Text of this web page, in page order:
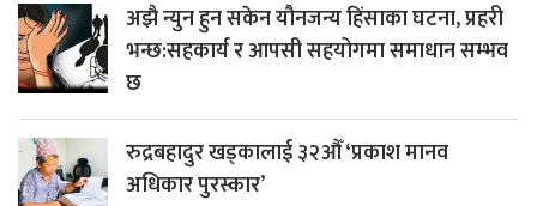
अझै न्युन हुन सकेन यौनजन्य हिंसाका घटना, प्रहरी
भन्छ:सहकार्य र आपसी सहयोगमा समाधान सम्भव
छ
रुद्रबहादुर खड्कालाई ३२औँ ‘प्रकाश मानव
अधिकार पुरस्कार’